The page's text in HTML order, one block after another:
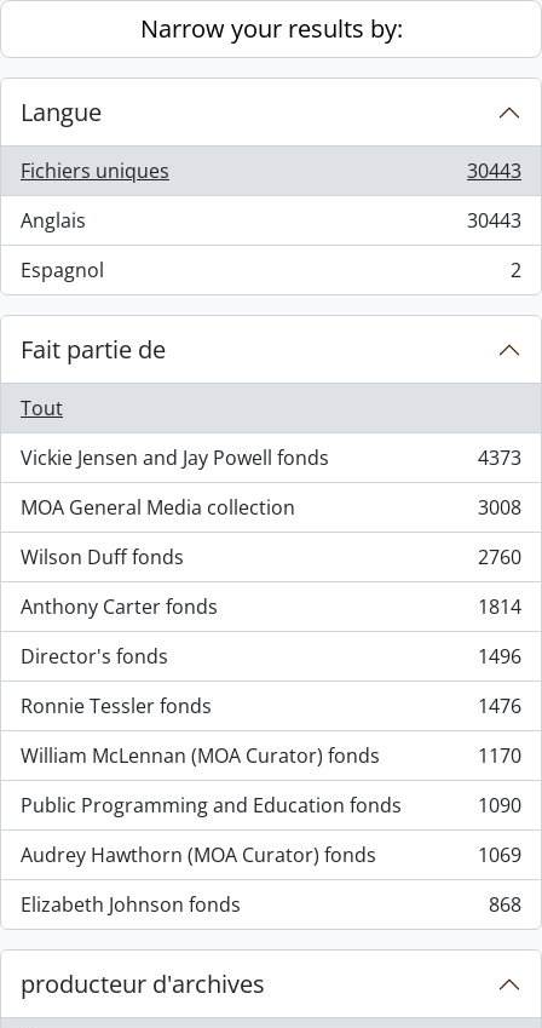
Skip to main contentNarrow your results by:
Langue
Fichiers uniques
, 30443 résultats
30443
Anglais
, 30443 résultats
30443
Espagnol
, 2 résultats 2
Fait partie de
Tout
Vickie Jensen and Jay Powell fonds
, 4373 résultats
4373
MOA General Media collection
, 3008 résultats
3008
Wilson Duff fonds
, 2760 résultats
2760
Anthony Carter fonds
, 1814 résultats
1814
Director's fonds
, 1496 résultats
1496
Ronnie Tessler fonds
, 1476 résultats
1476
William McLennan (MOA Curator) fonds
, 1170 résultats
1170
Public Programming and Education fonds
, 1090 résultats
1090
Audrey Hawthorn (MOA Curator) fonds
, 1069 résultats
1069
Elizabeth Johnson fonds
, 868 résultats 868
producteur d'archives